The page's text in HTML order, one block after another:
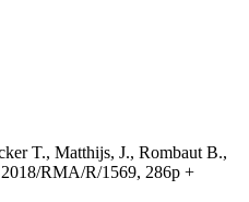
T., Matthijs, J., Rombaut B.,
RMA/R/1569, 286p +